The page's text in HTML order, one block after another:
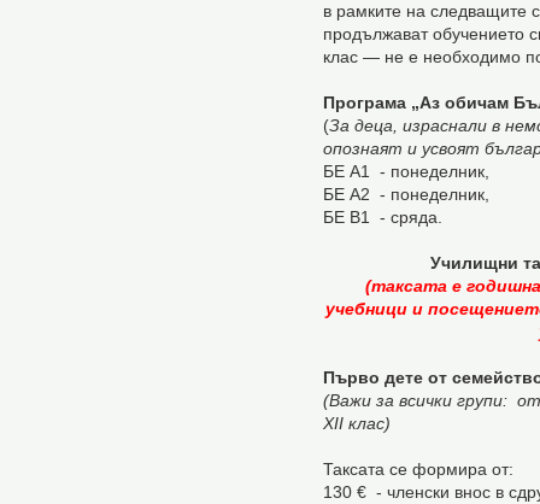
в рамките на следващите
продължават обучението
клас — не е необходимо
Програма „Аз обичам
(За деца, израснали в
опознаят и усвоят
БЕ А1 - понеделник,
БЕ А2 - понеделник,
БЕ В1 - сряда.
Училищни
(таксата е
учебници и
Първо дете от
(Важи за всички групи: от
XII клас)
Таксата се формира от:
130 € - членски внос в